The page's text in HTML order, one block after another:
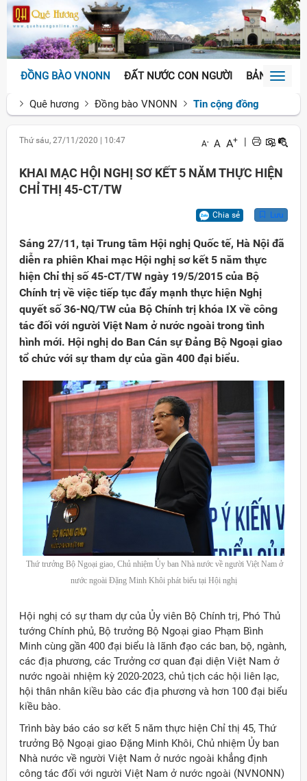
ĐỒNG BÀO VNONN ĐẤT NƯỚC CON NGƯỜI BẢN SẮCToggle
Quê hương
Đồng bào VNONN Tin cộng đồng
Thứ sáu, 27/11/2020 10:47 A- A A+
KHAI MẠC HỘI NGHỊ SƠ KẾT 5 NĂM THỰC HIỆN
CHỈ THỊ 45-CT/TW
Chia sẻ Lưu
Sáng 27/11, tại Trung tâm Hội nghị Quốc tế, Hà Nội đã
diễn ra phiên Khai mạc Hội nghị sơ kết 5 năm thực
hiện Chỉ thị số 45-CT/TW ngày 19/5/2015 của Bộ
Chính trị về việc tiếp tục đẩy mạnh thực hiện Nghị
quyết số 36-NQ/TW của Bộ Chính trị khóa IX về công
tác đối với người Việt Nam ở nước ngoài trong tình
hình mới. Hội nghị do Ban Cán sự Đảng Bộ Ngoại giao
tổ chức với sự tham dự của gần 400 đại biểu.
Thứ trưởng Bộ Ngoại giao, Chủ nhiệm Ủy ban Nhà nước về người Việt Nam ở
nước ngoài Đặng Minh Khôi phát biểu tại Hội nghị
Hội nghị có sự tham dự của Ủy viên Bộ Chính trị, Phó Thủ
tướng Chính phủ, Bộ trưởng Bộ Ngoại giao Phạm Bình
Minh cùng gần 400 đại biểu là lãnh đạo các ban, bộ, ngành,
các địa phương, các Trưởng cơ quan đại diện Việt Nam ở
nước ngoài nhiệm kỳ 2020-2023, chủ tịch các hội liên lạc,
hội thân nhân kiều bào các địa phương và hơn 100 đại biểu
kiều bào.
Trình bày báo cáo sơ kết 5 năm thực hiện Chỉ thị 45, Thứ
trưởng Bộ Ngoại giao Đặng Minh Khôi, Chủ nhiệm Ủy ban
Nhà nước về người Việt Nam ở nước ngoài khẳng định
công tác đối với người Việt Nam ở nước ngoài (NVNONN)